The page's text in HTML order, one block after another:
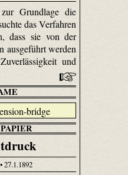
Grundlage die
das Verfahren
dass sie von der
ausgeführt werden
und
27.1.1892